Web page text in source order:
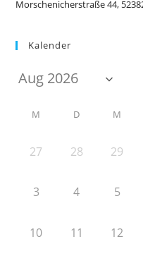
Morschenicherstraße 44,
Kalender
M D M
27 28 29
3 4 5
10 11 12